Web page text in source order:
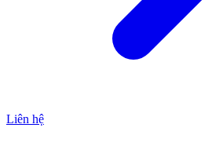
Liên hệ